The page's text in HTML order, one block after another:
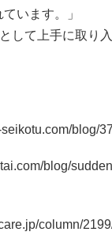
います。」
して上手に取り
blog/
blog/
column/